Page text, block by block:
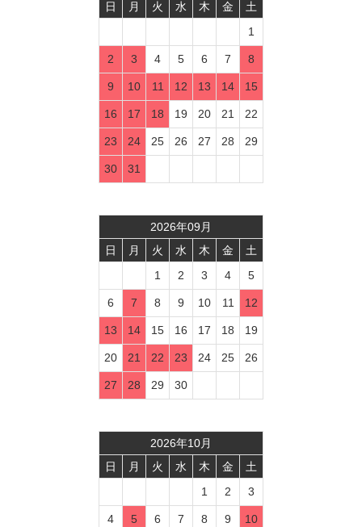
日 月 火 水 木 金
土
1
2 3 4 5 6 7 8
9 10 11 12 13 14 15
16 17 18 19 20 21 22
23 24 25 26 27 28 29
30 31
2026年09 月
日
月 火 水 木 金
土
1
2 3 4 5
6 7 8 9 10 11 12
13 14 15 16 17 18 19
20 21 22 23 24 25 26
27 28 29 30
2026年10月
日
月 火 水 木 金
土
1
2 3
4 5 6 7 8 9 10